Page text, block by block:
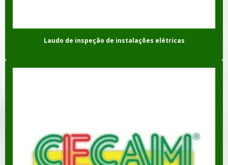
Laudo de inspeção de instalações elétricas